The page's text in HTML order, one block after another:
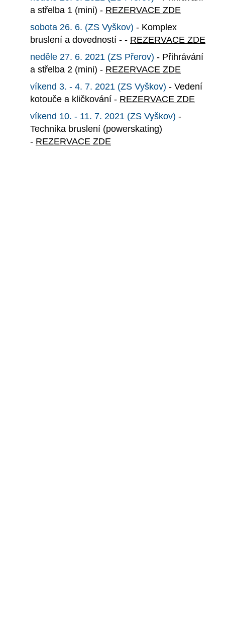
a střelba 1 (mini) - REZERVACE ZDE
sobota 26. 6. (ZS Vyškov) - Komplex
bruslení a dovedností - - REZERVACE ZDE
neděle 27. 6. 2021 (ZS Přerov) - Přihrávání
a střelba 2 (mini) - REZERVACE ZDE
víkend 3. - 4. 7. 2021 (ZS Vyškov) - Vedení
kotouče a kličkování - REZERVACE ZDE
víkend 10. - 11. 7. 2021 (ZS Vyškov) -
Technika bruslení (powerskating)
- REZERVACE ZDE